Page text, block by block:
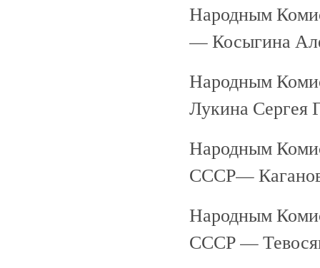
Народным
— Косыгина
Народным
Лукина Сергея
Народным
СССР—
Народным
СССР —